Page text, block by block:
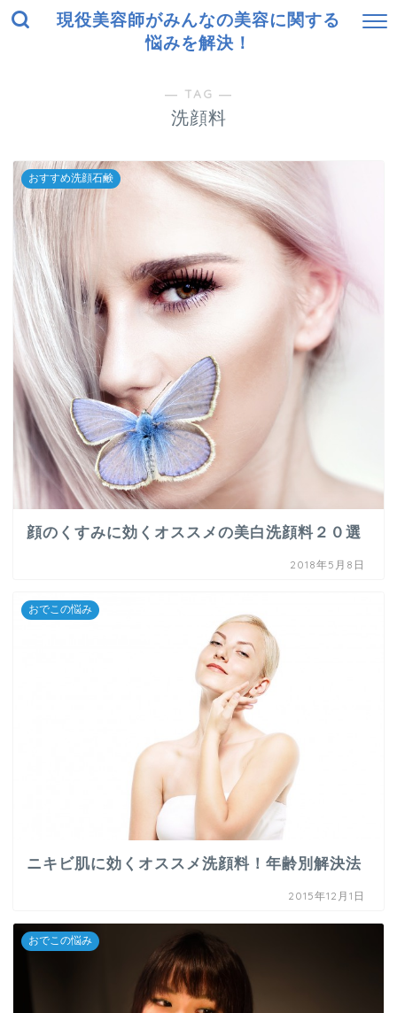
現役美容師がみんなの美容に関する
悩みを解決！
― TAG ―
洗顔料
おすすめ洗顔石鹸
顔のくすみに効くオススメの美白洗顔料２０選
2018年5月8日
おでこの悩み
ニキビ肌に効くオススメ洗顔料！年齢別解決法
2015年12月1日
おでこの悩み